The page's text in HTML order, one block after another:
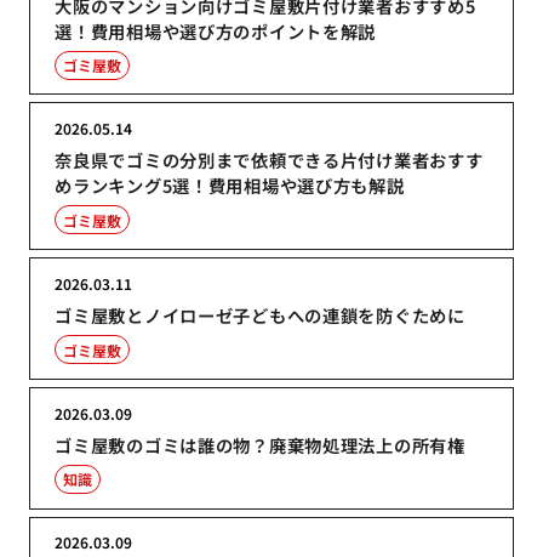
選！費用相場や選び方のポイントを解説
ゴミ屋敷
奈良県でゴミの分別まで依頼できる片付け業者おすす
めランキング5選！費用相場や選び方も解説
2026.05.14
ゴミ屋敷
ゴミ屋敷とノイローゼ子どもへの連鎖を防ぐために
2026.03.11
ゴミ屋敷
ゴミ屋敷のゴミは誰の物？廃棄物処理法上の所有権
2026.03.09
知識
2026.03.09